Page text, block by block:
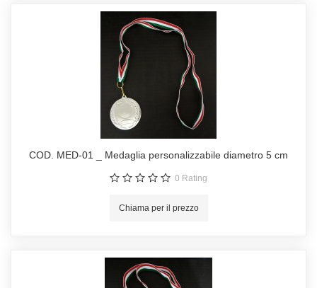
COD. MED-01 _ Medaglia personalizzabile diametro 5 cm
0 Rating
Chiama per il prezzo